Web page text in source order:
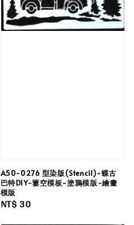
A50-0276 型染版(Stencil)-蝶古
巴特DIY-簍空模板-塗鴉模版-繪畫
模版
Regular
NT$ 30